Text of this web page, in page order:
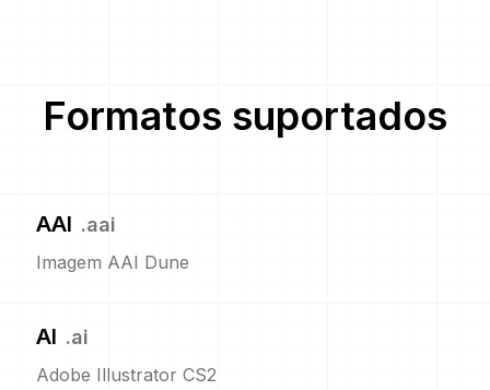
Formatos suportados
AAI .aai
Imagem AAI Dune
AI .ai
Adobe Illustrator CS2